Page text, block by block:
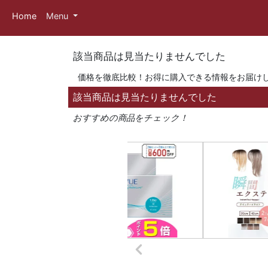
Home Menu
該当商品は見当たりませんでした
価格を徹底比較！お得に購入できる情報をお届け
該当商品は見当たりませんでした
おすすめの商品をチェック！